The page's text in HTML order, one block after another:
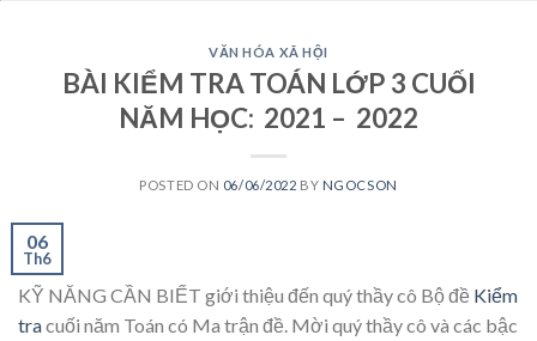
VĂN HÓA XÃ HỘI
BÀI KIỂM TRA TOÁN LỚP 3 CUỐI
NĂM HỌC: 2021 – 2022
POSTED ON 06/06/2022 BY NGOCSON
06
Th6
KỸ NĂNG CẦN BIẾT giới thiệu đến quý thầy cô Bộ đề Kiểm
tracuối năm Toán có Ma trận đề. Mời quý thầy cô và các bậc